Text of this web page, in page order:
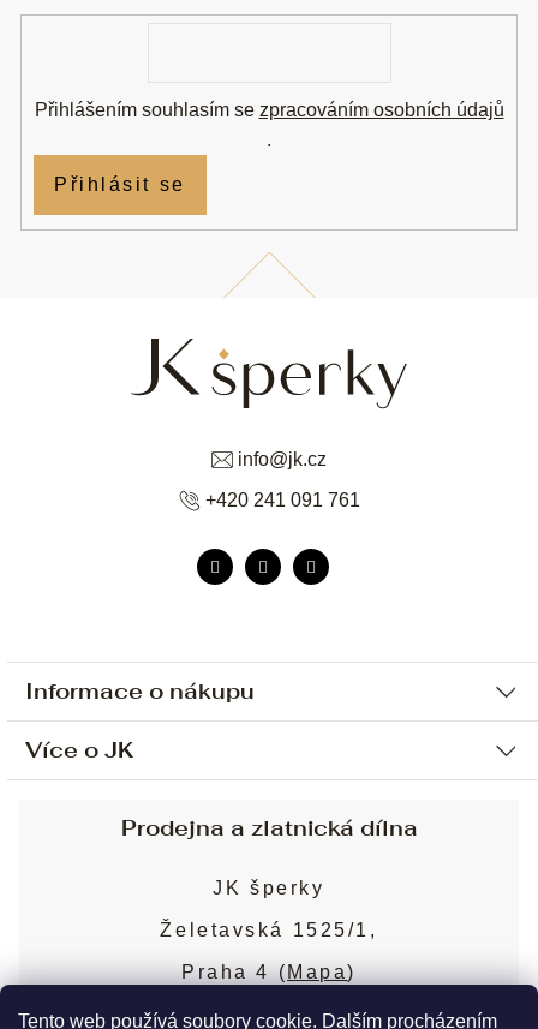
Tento web používá soubory cookie. Dalším procházením
Informace o nákupu
Ochrana osobních údajů
Sjednání osobní schůzky
Obchodní podmínky
Puncovní značky
Více o JK
Blog
Nejčastější dotazy
info@jk.cz
+420 241 091 761
Přihlášením souhlasím se zpracováním osobních údajů
.
Přihlásit se
Prodejna a zlatnická dílna
JK šperky
Želetavská 1525/1,
Praha 4 ( Mapa)
Více o prodejně